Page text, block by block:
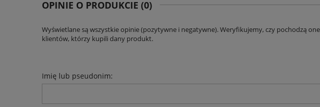
OPINIE O PRODUKCIE (0)
Wyświetlane są wszystkie opinie (pozytywne i negatywne). Weryfikujemy, czy pochodzą
klientów, którzy kupili dany produkt.
Imię lub pseudonim: